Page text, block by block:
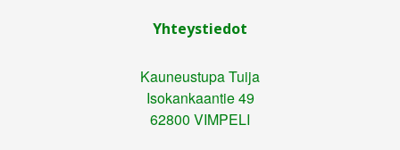
Yhteystiedot
Kauneustupa Tuija
Isokankaantie 49
62800 VIMPELI